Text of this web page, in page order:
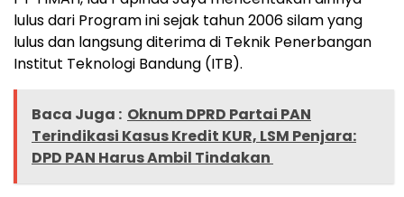
lulus dari Program ini sejak tahun 2006 silam yang
lulus dan langsung diterima di Teknik Penerbangan
Institut Teknologi Bandung (ITB).
Baca Juga : Oknum DPRD Partai PAN
Terindikasi Kasus Kredit KUR, LSM Penjara:
DPD PAN Harus Ambil Tindakan